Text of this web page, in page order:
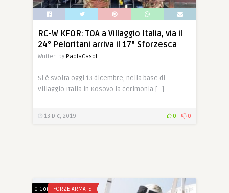
RC-W KFOR: TOA a Villaggio Italia, via il
24° Peloritani arriva il 17° Sforzesca
Written by PaolaCasoli
Si è svolta oggi 13 dicembre, nella base di
Villaggio Italia in Kosovo la cerimonia […]
13 Dic, 2019 0 0
0 CommentsFORZE ARMATE